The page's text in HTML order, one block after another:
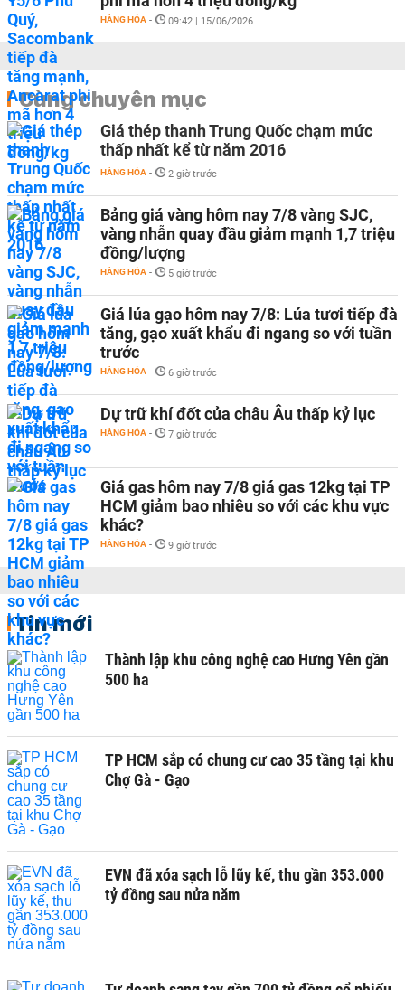
HÀNG HÓA - 09:42 | 15/06/2026
Cùng chuyên mục
Giá thép thanh Trung Quốc chạm mức
thấp nhất kể từ năm 2016
HÀNG HÓA - 2 giờ trước
Bảng giá vàng hôm nay 7/8 vàng SJC,
vàng nhẫn quay đầu giảm mạnh 1,7 triệu
đồng/lượng
HÀNG HÓA - 5 giờ trước
Giá lúa gạo hôm nay 7/8: Lúa tươi tiếp đà
tăng, gạo xuất khẩu đi ngang so với tuần
trước
HÀNG HÓA - 6 giờ trước
Dự trữ khí đốt của châu Âu thấp kỷ lục
HÀNG HÓA - 7 giờ trước
Giá gas hôm nay 7/8 giá gas 12kg tại TP
HCM giảm bao nhiêu so với các khu vực
khác?
HÀNG HÓA - 9 giờ trước
Tin mới
Thành lập khu công nghệ cao Hưng Yên gần
500 ha
TP HCM sắp có chung cư cao 35 tầng tại khu
Chợ Gà - Gạo
EVN đã xóa sạch lỗ lũy kế, thu gần 353.000
tỷ đồng sau nửa năm